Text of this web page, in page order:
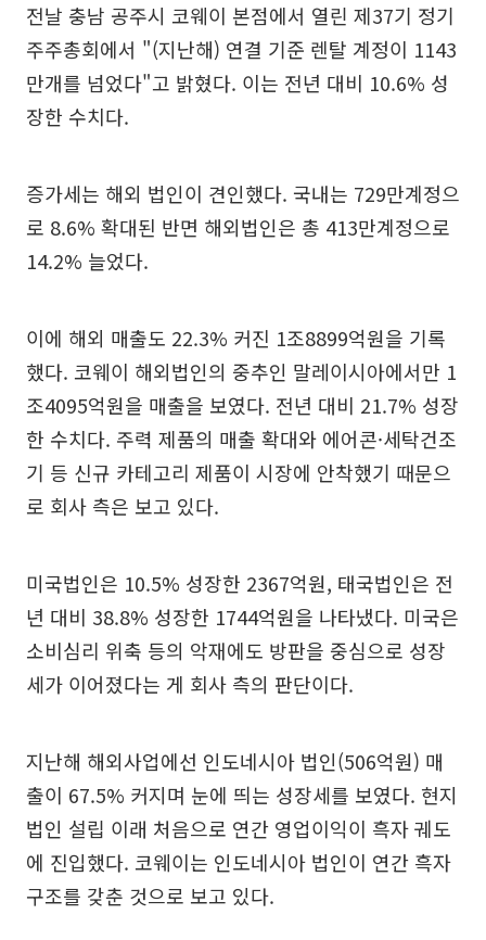
전날 충남 공주시 코웨이 본점에서 열린 제37기 정기
주주총회에서 "(지난해) 연결 기준 렌탈 계정이 1143
만개를 넘었다"고 밝혔다. 이는 전년 대비 10.6% 성
장한 수치다.
증가세는 해외 법인이 견인했다. 국내는 729만계정으
로 8.6% 확대된 반면 해외법인은 총 413만계정으로
14.2% 늘었다.
이에 해외 매출도 22.3% 커진 1조8899억원을 기록
했다. 코웨이 해외법인의 중추인 말레이시아에서만 1
조4095억원을 매출을 보였다. 전년 대비 21.7% 성장
한 수치다. 주력 제품의 매출 확대와 에어콘·세탁건조
기 등 신규 카테고리 제품이 시장에 안착했기 때문으
로 회사 측은 보고 있다.
미국법인은 10.5% 성장한 2367억원, 태국법인은 전
년 대비 38.8% 성장한 1744억원을 나타냈다. 미국은
소비심리 위축 등의 악재에도 방판을 중심으로 성장
세가 이어졌다는 게 회사 측의 판단이다.
지난해 해외사업에선 인도네시아 법인(506억원) 매
출이 67.5% 커지며 눈에 띄는 성장세를 보였다. 현지
법인 설립 이래 처음으로 연간 영업이익이 흑자 궤도
에 진입했다. 코웨이는 인도네시아 법인이 연간 흑자
구조를 갖춘 것으로 보고 있다.